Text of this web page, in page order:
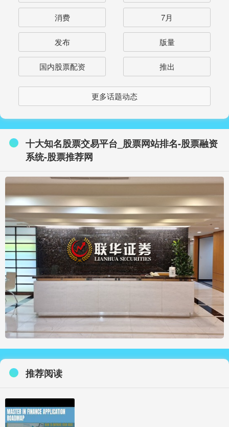
消费 7月
发布 版量
国内股票配资 推出
更多话题动态
十大知名股票交易平台_股票网站排名-股票融资
系统-股票推荐网
推荐阅读